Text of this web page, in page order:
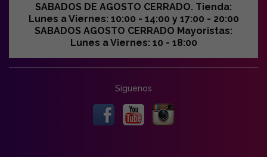
SABADOS DE AGOSTO CERRADO. Tienda:
Lunes a Viernes: 10:00 - 14:00 y 17:00 - 20:00
SABADOS AGOSTO CERRADO Mayoristas:
Lunes a Viernes: 10 - 18:00
Síguenos